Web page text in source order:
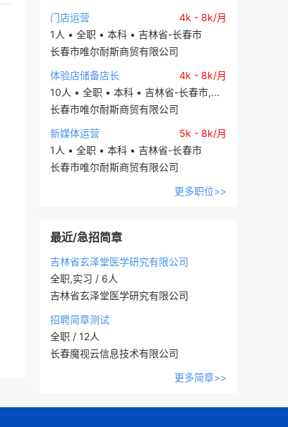
门店运营
4k - 8k/月
1人 • 全职 • 本科 • 吉林省-长春市
长春市唯尔耐斯商贸有限公司
体验店储备店长
4k - 8k/月
10人 • 全职 • 本科 • 吉林省-长春市,...
长春市唯尔耐斯商贸有限公司
新媒体运营
5k - 8k/月
1人 • 全职 • 本科 • 吉林省-长春市
长春市唯尔耐斯商贸有限公司
更多职位>>
最近/急招简章
吉林省玄泽堂医学研究有限公司
全职,实习 / 6人
吉林省玄泽堂医学研究有限公司
招聘简章测试
全职 / 12人
长春魔视云信息技术有限公司
更多简章>>